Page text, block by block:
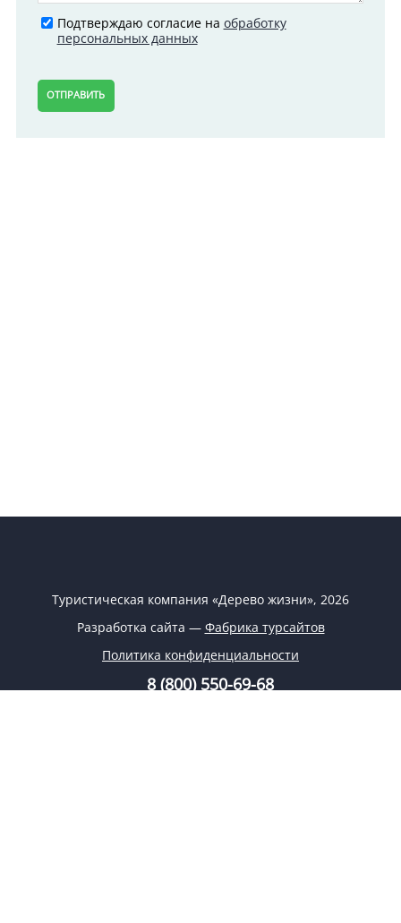
Подтверждаю согласие на обработку
персональных данных
ОТПРАВИТЬ
Туристическая компания «Дерево жизни», 2026
Разработка сайта — Фабрика турсайтов
Политика конфиденциальности
8 (800) 550-69-68